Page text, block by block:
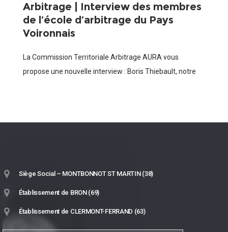
Arbitrage | Interview des membres
de l’école d’arbitrage du Pays
Voironnais
La Commission Territoriale Arbitrage AURA vous
propose une nouvelle interview : Boris Thiebault, notre
Siège Social – MONTBONNOT ST MARTIN (38)
Établissement de BRON (69)
Établissement de CLERMONT-FERRAND (63)